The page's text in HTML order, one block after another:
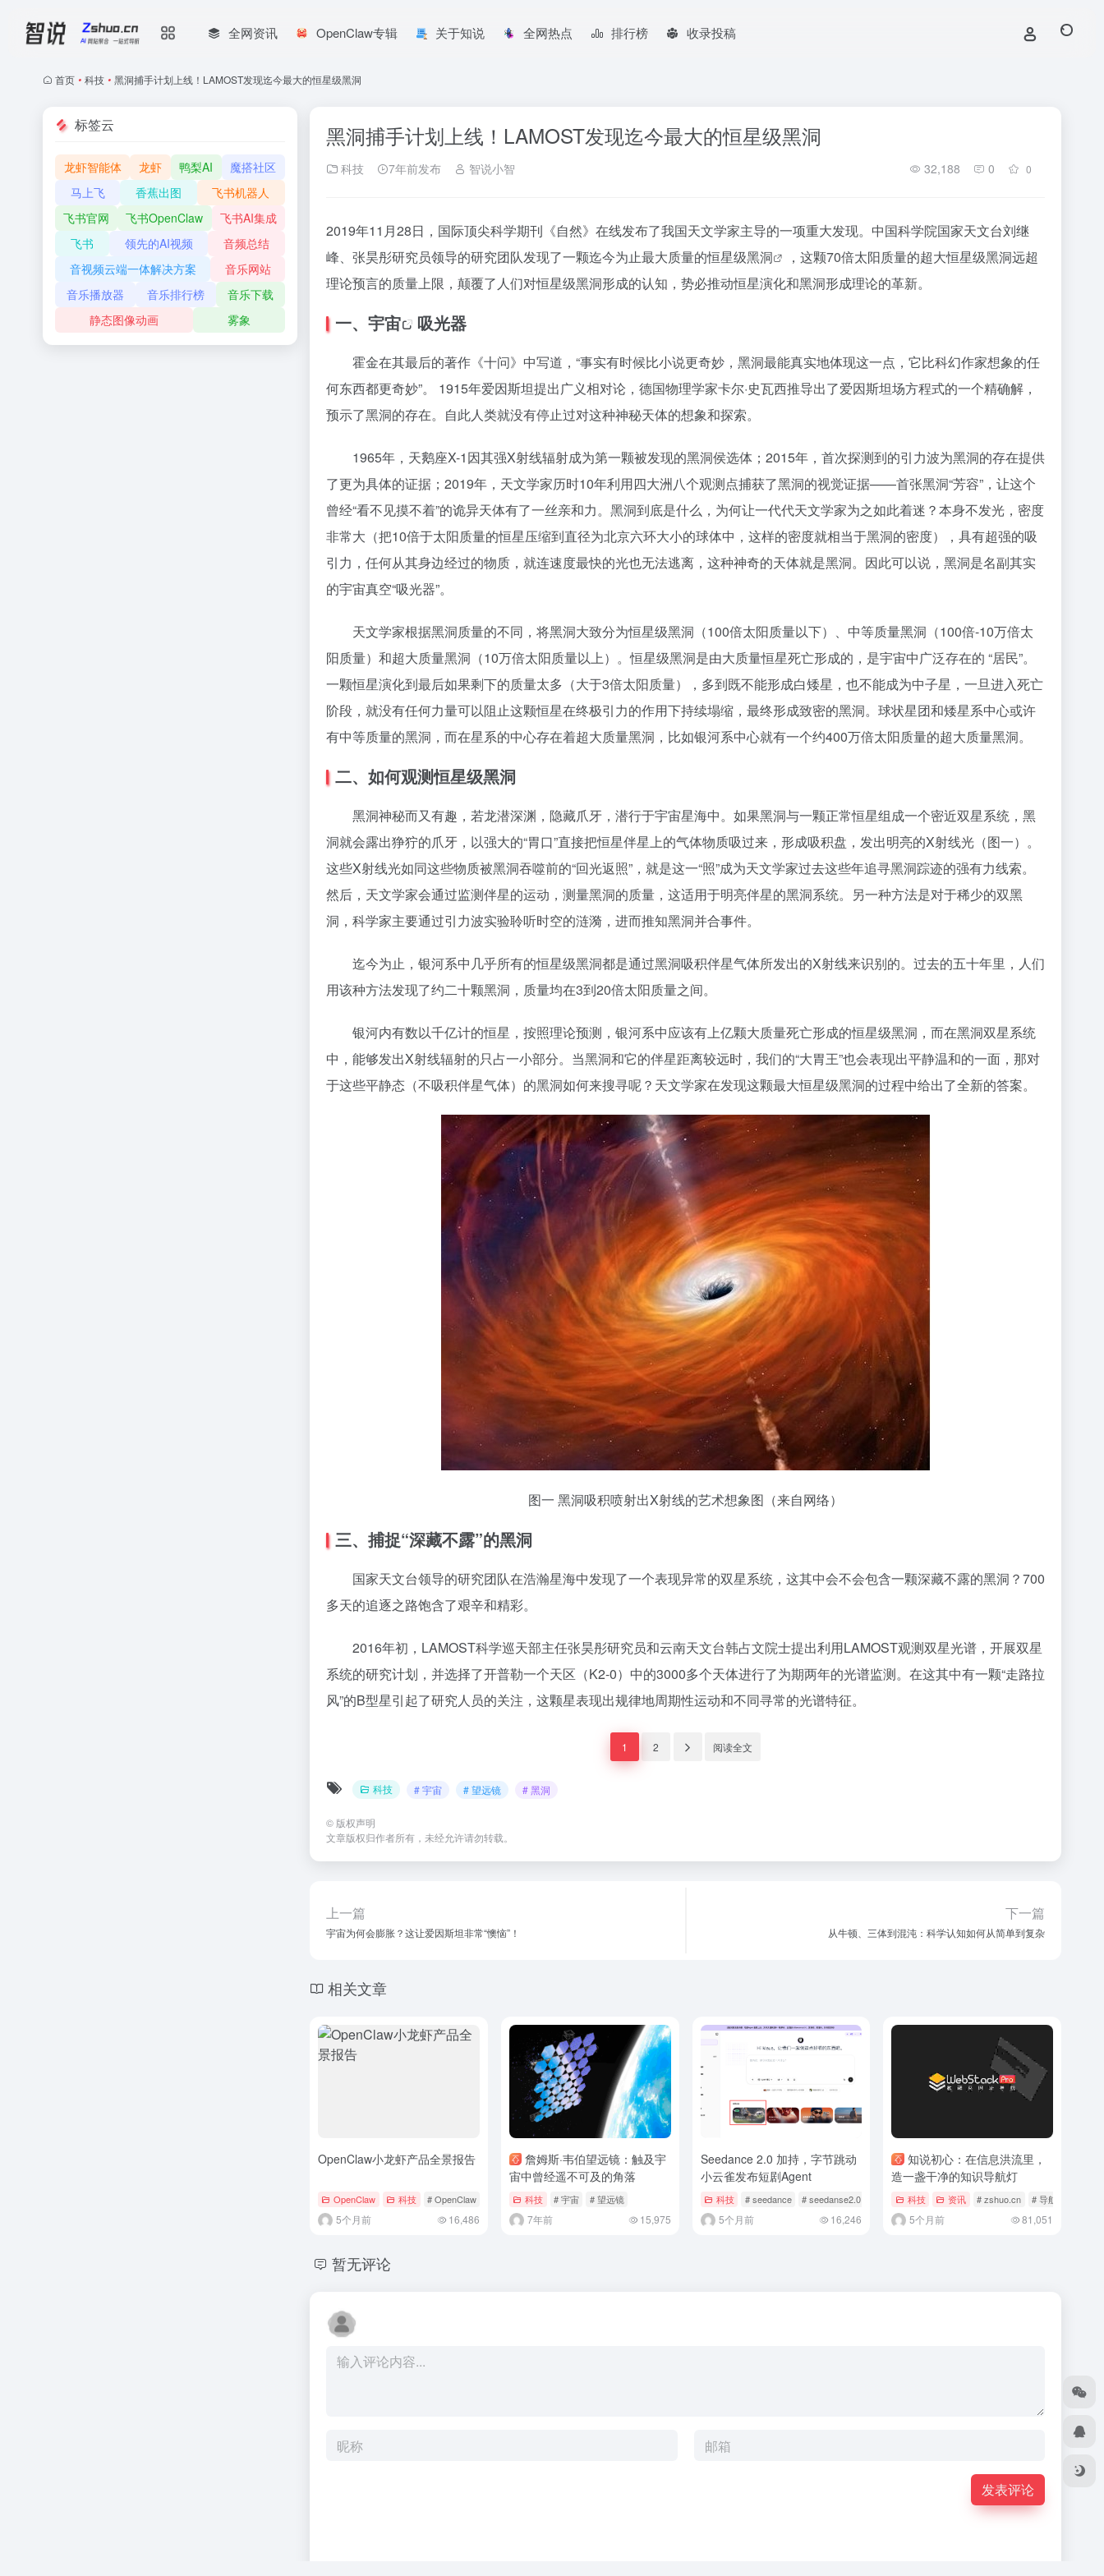
全网资讯 OpenClaw专辑 关于知说 全网热点 排行榜 收录投稿
首页 • 科技 • 黑洞捕手计划上线！LAMOST发现迄今最大的恒星级黑洞
黑洞捕手计划上线！LAMOST发现迄今最大的恒星级黑洞
科技 7年前发布 智说小智 32,188 0 0
2019年11月28日，国际顶尖科学期刊《自然》在线发布了我国天文学家主导的一项重大发现。中国科学院国家天文台刘继
峰、张昊彤研究员领导的研究团队发现了一颗迄今为止最大质量的恒星级黑洞
，这颗70倍太阳质量的超大恒星级黑洞远超
理论预言的质量上限，颠覆了人们对恒星级黑洞形成的认知，势必推动恒星演化和黑洞形成理论的革新。
一、 宇宙 吸光器
霍金在其最后的著作《十问》中写道，“事实有时候比小说更奇妙，黑洞最能真实地体现这一点，它比科幻作家想象的任
何东西都更奇妙”。 1915年爱因斯坦提出广义相对论，德国物理学家卡尔·史瓦西推导出了爱因斯坦场方程式的一个精确解，
预示了黑洞的存在。自此人类就没有停止过对这种神秘天体的想象和探索。
1965年，天鹅座X-1因其强X射线辐射成为第一颗被发现的黑洞侯选体；2015年，首次探测到的引力波为黑洞的存在提供
了更为具体的证据；2019年，天文学家历时10年利用四大洲八个观测点捕获了黑洞的视觉证据——首张黑洞“芳容”，让这个
曾经“看不见摸不着”的诡异天体有了一丝亲和力。黑洞到底是什么，为何让一代代天文学家为之如此着迷？本身不发光，密度
非常大（把10倍于太阳质量的恒星压缩到直径为北京六环大小的球体中，这样的密度就相当于黑洞的密度），具有超强的吸
引力，任何从其身边经过的物质，就连速度最快的光也无法逃离，这种神奇的天体就是黑洞。因此可以说，黑洞是名副其实
的宇宙真空“吸光器”。
天文学家根据黑洞质量的不同，将黑洞大致分为恒星级黑洞（100倍太阳质量以下）、中等质量黑洞（100倍-10万倍太
阳质量）和超大质量黑洞（10万倍太阳质量以上）。恒星级黑洞是由大质量恒星死亡形成的，是宇宙中广泛存在的 “居民”。
一颗恒星演化到最后如果剩下的质量太多（大于3倍太阳质量），多到既不能形成白矮星，也不能成为中子星，一旦进入死亡
阶段，就没有任何力量可以阻止这颗恒星在终极引力的作用下持续塌缩，最终形成致密的黑洞。球状星团和矮星系中心或许
有中等质量的黑洞，而在星系的中心存在着超大质量黑洞，比如银河系中心就有一个约400万倍太阳质量的超大质量黑洞。
二、如何观测恒星级黑洞
黑洞神秘而又有趣，若龙潜深渊，隐藏爪牙，潜行于宇宙星海中。如果黑洞与一颗正常恒星组成一个密近双星系统，黑
洞就会露出狰狞的爪牙，以强大的“胃口”直接把恒星伴星上的气体物质吸过来，形成吸积盘，发出明亮的X射线光（图一）。
这些X射线光如同这些物质被黑洞吞噬前的“回光返照”，就是这一“照”成为天文学家过去这些年追寻黑洞踪迹的强有力线索。
然后，天文学家会通过监测伴星的运动，测量黑洞的质量，这适用于明亮伴星的黑洞系统。另一种方法是对于稀少的双黑
洞，科学家主要通过引力波实验聆听时空的涟漪，进而推知黑洞并合事件。
迄今为止，银河系中几乎所有的恒星级黑洞都是通过黑洞吸积伴星气体所发出的X射线来识别的。过去的五十年里，人们
用该种方法发现了约二十颗黑洞，质量均在3到20倍太阳质量之间。
银河内有数以千亿计的恒星，按照理论预测，银河系中应该有上亿颗大质量死亡形成的恒星级黑洞，而在黑洞双星系统
中，能够发出X射线辐射的只占一小部分。当黑洞和它的伴星距离较远时，我们的“大胃王”也会表现出平静温和的一面，那对
于这些平静态（不吸积伴星气体）的黑洞如何来搜寻呢？天文学家在发现这颗最大恒星级黑洞的过程中给出了全新的答案。
图一 黑洞吸积喷射出X射线的艺术想象图（来自网络）
三、捕捉“深藏不露”的黑洞
国家天文台领导的研究团队在浩瀚星海中发现了一个表现异常的双星系统，这其中会不会包含一颗深藏不露的黑洞？700
多天的追逐之路饱含了艰辛和精彩。
2016年初，LAMOST科学巡天部主任张昊彤研究员和云南天文台韩占文院士提出利用LAMOST观测双星光谱，开展双星
系统的研究计划，并选择了开普勒一个天区（K2-0）中的3000多个天体进行了为期两年的光谱监测。在这其中有一颗“走路拉
风”的B型星引起了研究人员的关注，这颗星表现出规律地周期性运动和不同寻常的光谱特征。
1 2 阅读全文
科技 # 宇宙 # 望远镜 # 黑洞
© 版权声明
文章版权归作者所有，未经允许请勿转载。
上一篇
宇宙为何会膨胀？这让爱因斯坦非常“懊恼”！
下一篇
从牛顿、三体到混沌：科学认知如何从简单到复杂
相关文章
OpenClaw小龙虾产品全景报告
OpenClaw 科技 # OpenClaw # 全景
5个月前 16,486
詹姆斯·韦伯望远镜：触及宇
宙中曾经遥不可及的角落
科技 # 宇宙 # 望远镜
7年前 15,975
Seedance 2.0 加持，字节跳动
小云雀发布短剧Agent
科技 # seedance # seedanse2.0 # 字节跳动
5个月前 16,246
知说初心：在信息洪流里，
造一盏干净的知识导航灯
科技 资讯 # zshuo.cn # 导航网站
5个月前 81,051
暂无评论
发表评论
标签云
龙虾智能体 龙虾 鸭梨AI
魔搭社区
马上飞
香蕉出图
飞书机器人
飞书官网
飞书OpenClaw
飞书AI集成
飞书
领先的AI视频
音频总结
音视频云端一体解决方案
音乐网站
音乐播放器
音乐排行榜
音乐下载
静态图像动画
雾象